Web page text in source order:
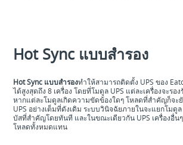
Hot Sync แบบสำรอง
Hot Sync แบบสำรองทำให้สามารถติดตั้ง UPS ของ
ได้สูงสุดถึง 8 เครื่อง โดยที่โมดูล UPS แต่ละเครื่องจะร
หากแต่ละโมดูลเกิดความขัดข้องใดๆ โหลดที่สำคัญก็จะ
UPS อย่างเต็มที่ดังเดิม ระบบวินิจฉัยภายในจะแยกโมดู
บัสที่สำคัญโดยทันที และในขณะเดียวกัน UPS เครื่องอื่นๆ
โหลดทั้งหมดแทน